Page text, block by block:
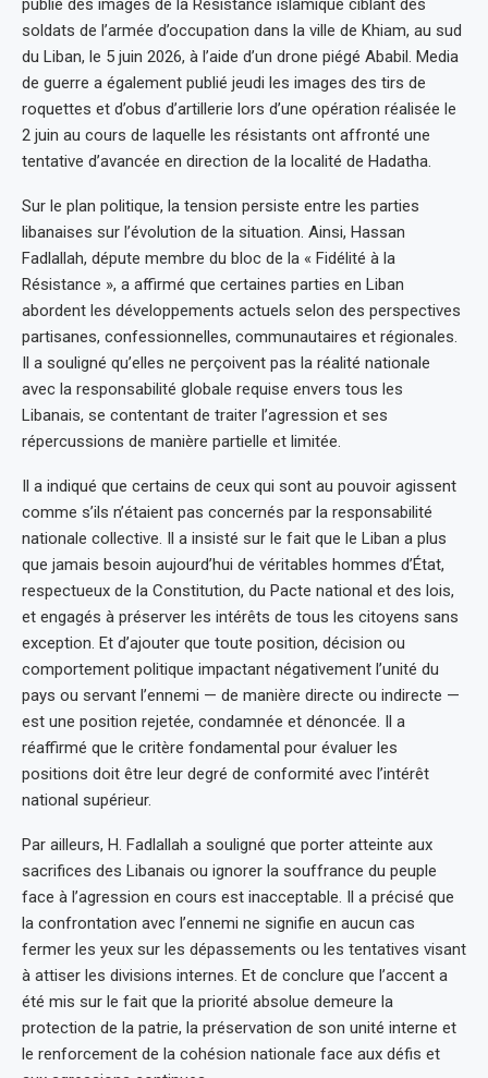
publié des images de la Résistance islamique ciblant des
soldats de l’armée d’occupation dans la ville de Khiam, au sud
du Liban, le 5 juin 2026, à l’aide d’un drone piégé Ababil. Media
de guerre a également publié jeudi les images des tirs de
roquettes et d’obus d’artillerie lors d’une opération réalisée le
2 juin au cours de laquelle les résistants ont affronté une
tentative d’avancée en direction de la localité de Hadatha.
Sur le plan politique, la tension persiste entre les parties
libanaises sur l’évolution de la situation. Ainsi, Hassan
Fadlallah, députe membre du bloc de la « Fidélité à la
Résistance », a affirmé que certaines parties en Liban
abordent les développements actuels selon des perspectives
partisanes, confessionnelles, communautaires et régionales.
Il a souligné qu’elles ne perçoivent pas la réalité nationale
avec la responsabilité globale requise envers tous les
Libanais, se contentant de traiter l’agression et ses
répercussions de manière partielle et limitée.
Il a indiqué que certains de ceux qui sont au pouvoir agissent
comme s’ils n’étaient pas concernés par la responsabilité
nationale collective. Il a insisté sur le fait que le Liban a plus
que jamais besoin aujourd’hui de véritables hommes d’État,
respectueux de la Constitution, du Pacte national et des lois,
et engagés à préserver les intérêts de tous les citoyens sans
exception. Et d’ajouter que toute position, décision ou
comportement politique impactant négativement l’unité du
pays ou servant l’ennemi — de manière directe ou indirecte —
est une position rejetée, condamnée et dénoncée. Il a
réaffirmé que le critère fondamental pour évaluer les
positions doit être leur degré de conformité avec l’intérêt
national supérieur.
Par ailleurs, H. Fadlallah a souligné que porter atteinte aux
sacrifices des Libanais ou ignorer la souffrance du peuple
face à l’agression en cours est inacceptable. Il a précisé que
la confrontation avec l’ennemi ne signifie en aucun cas
fermer les yeux sur les dépassements ou les tentatives visant
à attiser les divisions internes. Et de conclure que l’accent a
été mis sur le fait que la priorité absolue demeure la
protection de la patrie, la préservation de son unité interne et
le renforcement de la cohésion nationale face aux défis et